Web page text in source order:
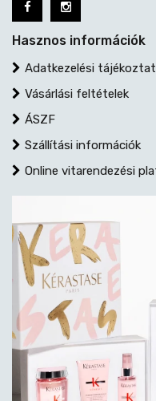
Hasznos információk
Adatkezelési
Vásárlási feltételek
ÁSZF
Szállítási információk
Online vitarendezési